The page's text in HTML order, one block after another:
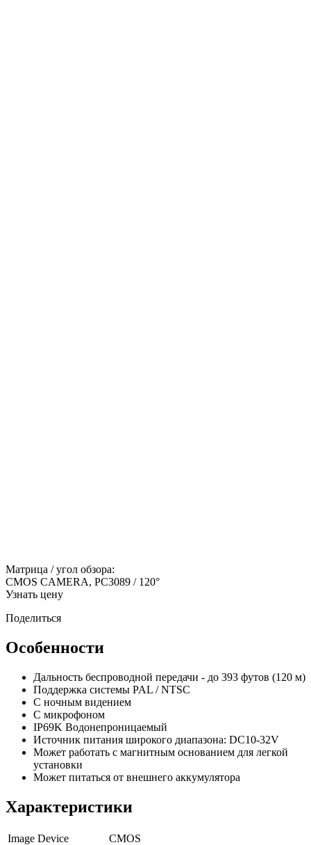
Матрица / угол обзора:
CMOS CAMERA, PC3089 / 120°
Узнать цену
Поделиться
Особенности
Дальность беспроводной передачи - до 393 футов (120 м)
Поддержка системы PAL / NTSC
С ночным видением
С микрофоном
IP69K Водонепроницаемый
Источник питания широкого диапазона: DC10-32V
Может работать с магнитным основанием для легкой
установки
Может питаться от внешнего аккумулятора
Характеристики
Image Device
CMOS